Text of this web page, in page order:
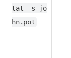
tat -s jo
hn.pot